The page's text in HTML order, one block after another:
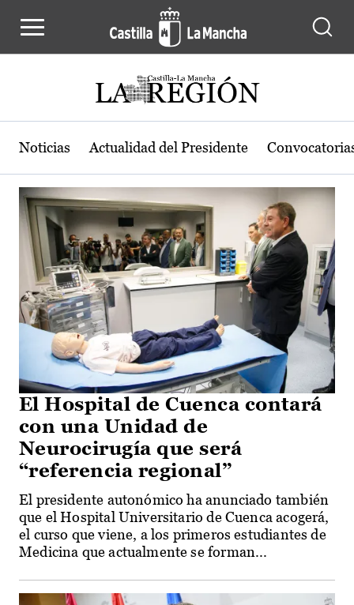
Actualidad de la región de Castilla-
Noticias Actualidad del Presidente
El Hospital de Cuenca contará
con una Unidad de
Neurocirugía que será
“referencia regional”
El presidente autonómico ha anunciado también
que el Hospital Universitario de Cuenca acogerá,
el curso que viene, a los primeros estudiantes de
Medicina que actualmente se forman...